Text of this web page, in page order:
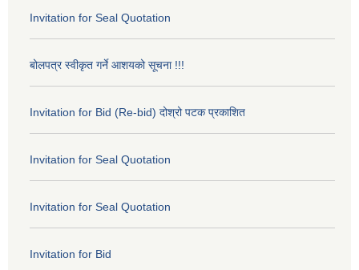
Invitation for Seal Quotation
बोलपत्र स्वीकृत गर्ने आशयको सूचना !!!
Invitation for Bid (Re-bid) दोश्रो पटक प्रकाशित
Invitation for Seal Quotation
Invitation for Seal Quotation
Invitation for Bid